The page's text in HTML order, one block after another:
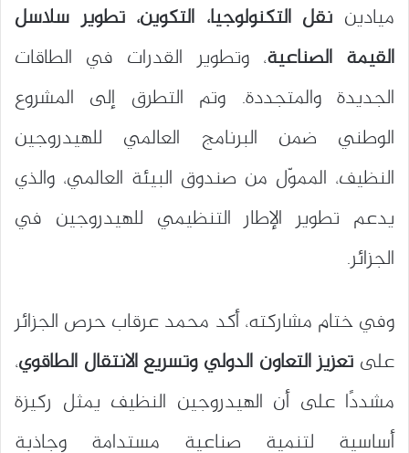
ميادين نقل التكنولوجيا، التكوين، تطوير سلاسل
القيمة الصناعية، وتطوير القدرات في الطاقات
الجديدة والمتجددة. وتم التطرق إلى المشروع
الوطني ضمن البرنامج العالمي للهيدروجين
النظيف، المموّل من صندوق البيئة العالمي، والذي
يدعم تطوير الإطار التنظيمي للهيدروجين في
الجزائر.
وفي ختام مشاركته، أكد محمد عرقاب حرص الجزائر
على تعزيز التعاون الدولي وتسريع الانتقال الطاقوي،
مشددًا على أن الهيدروجين النظيف يمثل ركيزة
أساسية لتنمية صناعية مستدامة وجاذبة